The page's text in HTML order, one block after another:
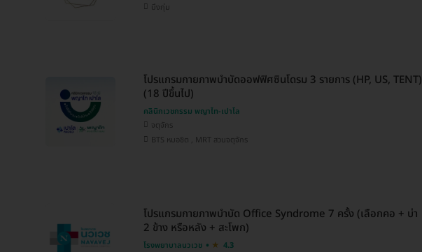
บึงกุ่ม
โปรแกรมกายภาพบำบัดออฟฟิศซินโดรม 3 รายการ (HP, US, TENT)
(18 ปีขึ้นไป)
คลินิกเวชกรรม พญาไท-เปาโล
จตุจักร
BTS หมอชิต , MRT สวนจตุจักร
โปรแกรมกายภาพบำบัด Office Syndrome 7 ครั้ง (เลือกคอ + บ่า
2 ข้าง หรือหลัง + สะโพก)
โรงพยาบาลนวเวช
4.3